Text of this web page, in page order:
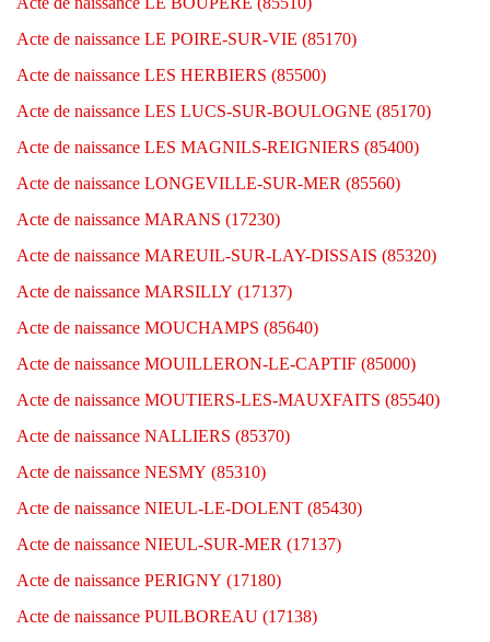
Acte de naissance LE POIRE-SUR-VIE (85170)
Acte de naissance LES HERBIERS (85500)
Acte de naissance LES LUCS-SUR-BOULOGNE (85170)
Acte de naissance LES MAGNILS-REIGNIERS (85400)
Acte de naissance LONGEVILLE-SUR-MER (85560)
Acte de naissance MARANS (17230)
Acte de naissance MAREUIL-SUR-LAY-DISSAIS (85320)
Acte de naissance MARSILLY (17137)
Acte de naissance MOUCHAMPS (85640)
Acte de naissance MOUILLERON-LE-CAPTIF (85000)
Acte de naissance MOUTIERS-LES-MAUXFAITS (85540)
Acte de naissance NALLIERS (85370)
Acte de naissance NESMY (85310)
Acte de naissance NIEUL-LE-DOLENT (85430)
Acte de naissance NIEUL-SUR-MER (17137)
Acte de naissance PERIGNY (17180)
Acte de naissance PUILBOREAU (17138)